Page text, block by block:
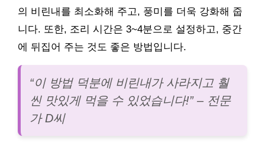
의 비린내를 최소화해 주고, 풍미를 더욱 강화해 줍
니다. 또한, 조리 시간은 3~4분으로 설정하고, 중간
에 뒤집어 주는 것도 좋은 방법입니다.
“이 방법 덕분에 비린내가 사라지고 훨
씬 맛있게 먹을 수 있었습니다!” – 전문
가 D씨